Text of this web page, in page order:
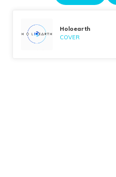
Holoearth
COVER